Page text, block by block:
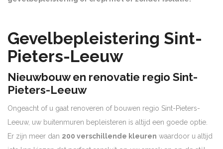
Gevelbepleistering Sint-
Pieters-Leeuw
Nieuwbouw en renovatie regio Sint-
Pieters-Leeuw
Ongeacht of u gaat renoveren of bouwen regio Sint-Pieters-
Leeuw, uw buitenmuren bepleisteren is altijd een goede optie.
Er zijn meer dan 200 verschillende kleuren waardoor u altijd